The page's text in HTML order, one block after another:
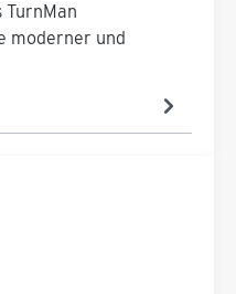
moderner und